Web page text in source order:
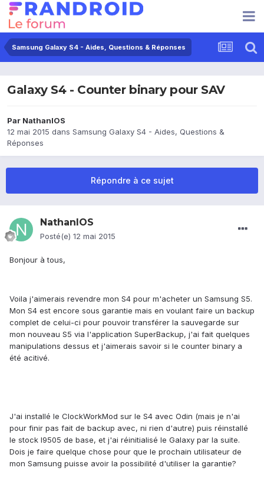
Samsung Galaxy S4 - Aides, Questions & Réponses
Galaxy S4 - Counter binary pour SAV
Par NathanIOS
12 mai 2015 dans Samsung Galaxy S4 - Aides, Questions &
Réponses
Répondre à ce sujet
NathanIOS
Posté(e) 12 mai 2015
Bonjour à tous,
Voila j'aimerais revendre mon S4 pour m'acheter un Samsung S5.
Mon S4 est encore sous garantie mais en voulant faire un backup
complet de celui-ci pour pouvoir transférer la sauvegarde sur
mon nouveau S5 via l'application SuperBackup, j'ai fait quelques
manipulations dessus et j'aimerais savoir si le counter binary a
été acitivé.
J'ai installé le ClockWorkMod sur le S4 avec Odin (mais je n'ai
pour finir pas fait de backup avec, ni rien d'autre) puis réinstallé
le stock I9505 de base, et j'ai réinitialisé le Galaxy par la suite.
Dois je faire quelque chose pour que le prochain utilisateur de
mon Samsung puisse avoir la possibilité d'utiliser la garantie?